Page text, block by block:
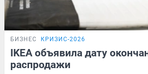
БИЗНЕС КРИЗИС-2026
IKEA объявила дату
распродажи